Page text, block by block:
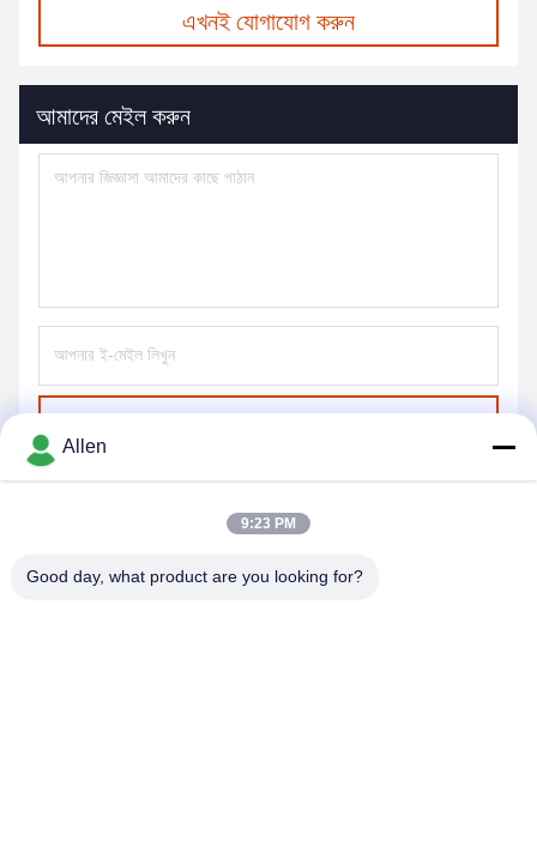
এখনই যোগাযোগ করুন
আমাদের মেইল করুন
পাঠান
Allen
9:23 PM
Good day, what product are you looking for?